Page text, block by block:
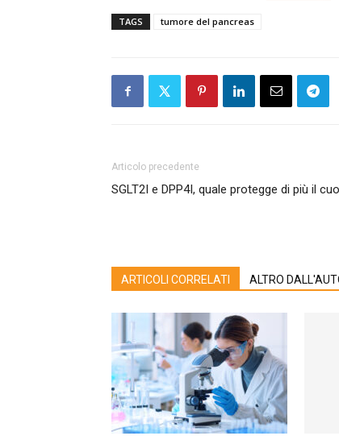
TAGS tumore del pancreas
Articolo precedente
SGLT2I e DPP4I, quale protegge di più il
ARTICOLI CORRELATI ALTRO